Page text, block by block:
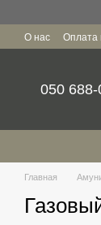
О нас Оплата
050
Главная